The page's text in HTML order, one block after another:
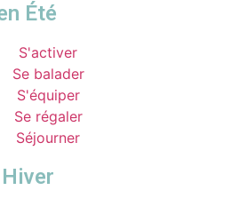
Été
S'activer
Se balader
S'équiper
Se régaler
Séjourner